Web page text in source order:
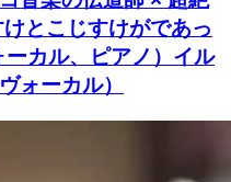
とこじすけがであっ
カル、ピアノ）イル
ォーカル）